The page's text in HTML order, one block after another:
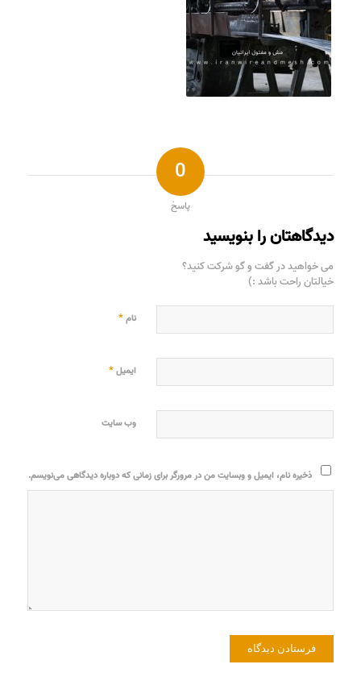
0
پاسخ
دیدگاهتان را بنویسید
می خواهید در گفت و گو شرکت کنید؟
خیالتان راحت باشد :)
نام*
ایمیل*
وب‌ سایت
ذخیره نام، ایمیل و وبسایت من در مرورگر برای زمانی که دوباره دیدگاهی می‌نویسم.